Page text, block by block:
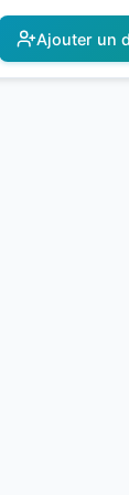
Ajouter un